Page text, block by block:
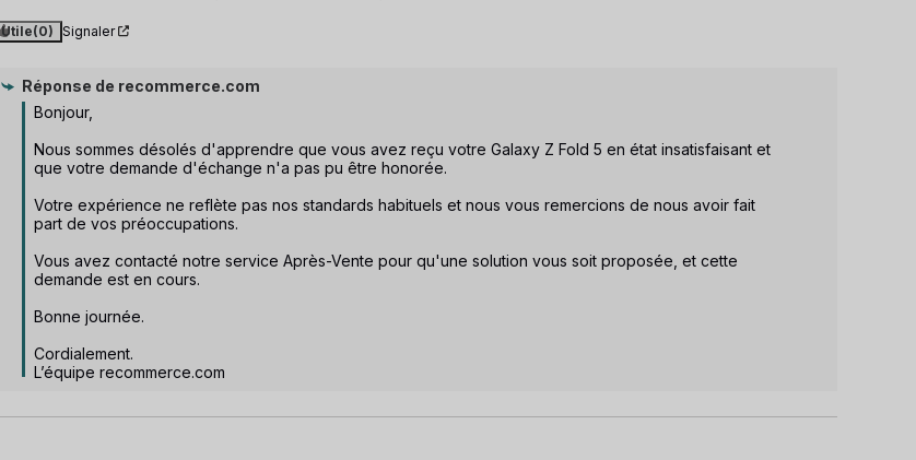
Utile(0) Signaler
Réponse de recommerce.com
Bonjour,
Nous sommes désolés d'apprendre que vous avez reçu votre Galaxy Z Fold 5 en état insatisfaisant et
que votre demande d'échange n'a pas pu être honorée.
Votre expérience ne reflète pas nos standards habituels et nous vous remercions de nous avoir fait
part de vos préoccupations.
Vous avez contacté notre service Après-Vente pour qu'une solution vous soit proposée, et cette
demande est en cours.
Bonne journée.
Cordialement.
L’équipe recommerce.com